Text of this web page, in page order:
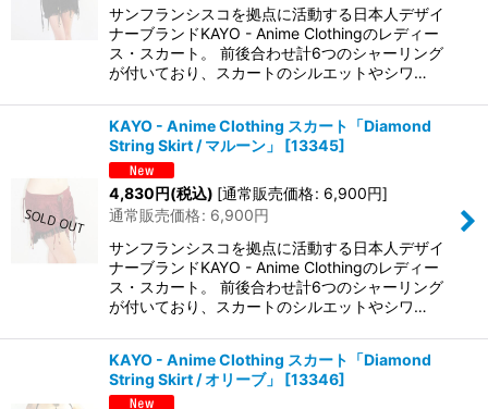
サンフランシスコを拠点に活動する日本人デザイ
ナーブランドKAYO - Anime Clothingのレディー
ス・スカート。 前後合わせ計6つのシャーリング
が付いており、スカートのシルエットやシワ…
KAYO - Anime Clothing スカート「Diamond
String Skirt / マルーン」
[13345]
4,830円(税込) [通常販売価格: 6,900円]
通常販売価格: 6,900円
サンフランシスコを拠点に活動する日本人デザイ
ナーブランドKAYO - Anime Clothingのレディー
ス・スカート。 前後合わせ計6つのシャーリング
が付いており、スカートのシルエットやシワ…
KAYO - Anime Clothing スカート「Diamond
String Skirt / オリーブ」
[13346]